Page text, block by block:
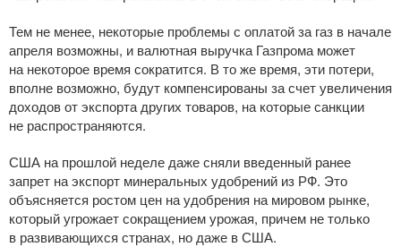
Тем не менее, некоторые проблемы с оплатой за газ в начале
апреля возможны, и валютная выручка Газпрома может
на некоторое время сократится. В то же время, эти потери,
вполне возможно, будут компенсированы за счет увеличения
доходов от экспорта других товаров, на которые санкции
не распространяются.
США на прошлой неделе даже сняли введенный ранее
запрет на экспорт минеральных удобрений из РФ. Это
объясняется ростом цен на удобрения на мировом рынке,
который угрожает сокращением урожая, причем не только
в развивающихся странах, но даже в США.